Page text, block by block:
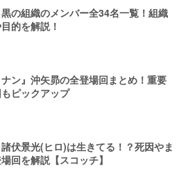
黒の組織のメンバー全34名一覧！組織
的を解説！
ナン』沖矢昴の全登場回まとめ！重要
ピックアップ
諸伏景光(ヒロ)は生きてる！？死因やま
回を解説【スコッチ】